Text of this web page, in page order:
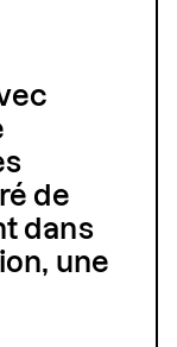
de
dans
une